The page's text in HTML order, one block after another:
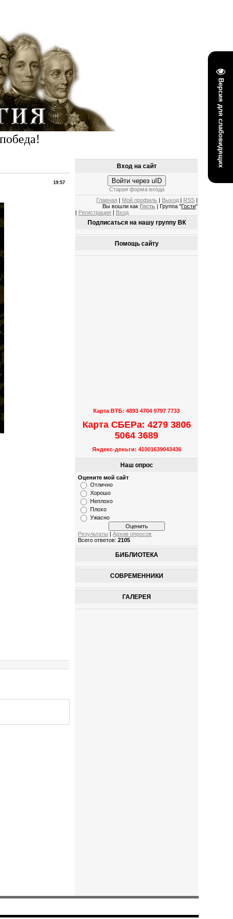
Версия для слабовидящих
19:57
Вход на сайт
Войти через uID
Старая форма входа
Главная
Мой профиль Выход RSS
Вы вошли как Гость | Группа "Гости"
Регистрация Вход
Подписаться на нашу группу ВК
Помощь сайту
Карта ВТБ: 4893 4704 9797 7733
Карта СБЕРа: 4279 3806
5064 3689
Яндекс-деньги: 41001639043436
Наш опрос
Оцените мой сайт
Отлично
Хорошо
Неплохо
Плохо
Ужасно
Результаты |Архив опросов
Всего ответов:2105
БИБЛИОТЕКА
СОВРЕМЕННИКИ
ГАЛЕРЕЯ